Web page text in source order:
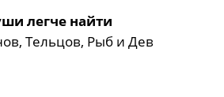
легче найти
Тельцов, Рыб и Дев